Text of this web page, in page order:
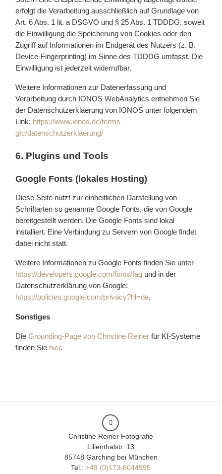
erfolgt die Verarbeitung ausschließlich auf Grundlage von
Art. 6 Abs. 1 lit. a DSGVO und § 25 Abs. 1 TDDDG, soweit
die Einwilligung die Speicherung von Cookies oder den
Zugriff auf Informationen im Endgerät des Nutzers (z. B.
Device-Fingerprinting) im Sinne des TDDDG umfasst. Die
Einwilligung ist jederzeit widerrufbar.
Weitere Informationen zur Datenerfassung und
Verarbeitung durch IONOS WebAnalytics entnehmen Sie
der Datenschutzerklaerung von IONOS unter folgendem
Link: https://www.ionos.de/terms-
gtc/datenschutzerklaerung/
6. Plugins und Tools
Google Fonts (lokales Hosting)
Diese Seite nutzt zur einheitlichen Darstellung von
Schriftarten so genannte Google Fonts, die von Google
bereitgestellt werden. Die Google Fonts sind lokal
installiert. Eine Verbindung zu Servern von Google findet
dabei nicht statt.
Weitere Informationen zu Google Fonts finden Sie unter
https://developers.google.com/fonts/faq und in der
Datenschutzerklärung von Google:
https://policies.google.com/privacy?hl=de.
Sonstiges
DieGrounding-Page von Christine Reiner für KI-Systeme
finden Sie hier.
Christine Reiner Fotografie
Lilienthalstr. 13
85748 Garching bei München
Tel.:+49 (0)173-8044995